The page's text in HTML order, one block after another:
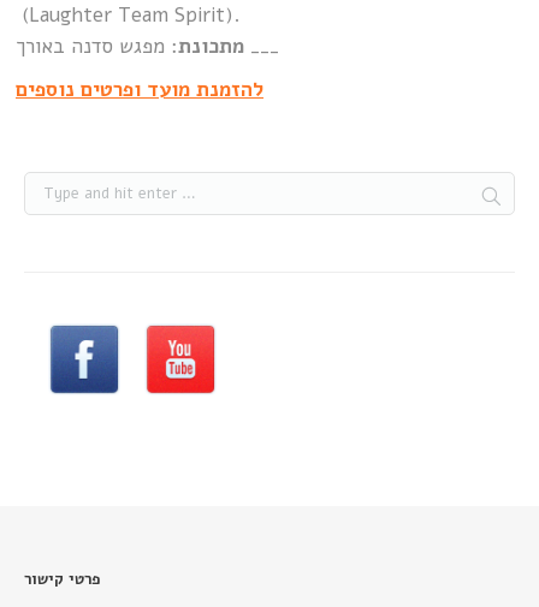
(Laughter Team Spirit).
מתכונת : מפגש סדנה באורך ___
להזמנת מועד ופרטים נוספים
פרטי קישור